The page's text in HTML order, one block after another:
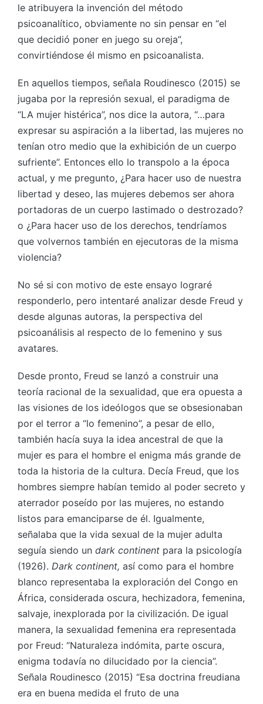
le atribuyera la invención del método
psicoanalítico, obviamente no sin pensar en “el
que decidió poner en juego su oreja”,
convirtiéndose él mismo en psicoanalista.
En aquellos tiempos, señala Roudinesco (2015) se
jugaba por la represión sexual, el paradigma de
“LA mujer histérica”, nos dice la autora, “…para
expresar su aspiración a la libertad, las mujeres no
tenían otro medio que la exhibición de un cuerpo
sufriente”. Entonces ello lo transpolo a la época
actual, y me pregunto, ¿Para hacer uso de nuestra
libertad y deseo, las mujeres debemos ser ahora
portadoras de un cuerpo lastimado o destrozado?
o ¿Para hacer uso de los derechos, tendríamos
que volvernos también en ejecutoras de la misma
violencia?
No sé si con motivo de este ensayo lograré
responderlo, pero intentaré analizar desde Freud y
desde algunas autoras, la perspectiva del
psicoanálisis al respecto de lo femenino y sus
avatares.
Desde pronto, Freud se lanzó a construir una
teoría racional de la sexualidad, que era opuesta a
las visiones de los ideólogos que se obsesionaban
por el terror a “lo femenino”, a pesar de ello,
también hacía suya la idea ancestral de que la
mujer es para el hombre el enigma más grande de
toda la historia de la cultura. Decía Freud, que los
hombres siempre habían temido al poder secreto y
aterrador poseído por las mujeres, no estando
listos para emanciparse de él. Igualmente,
señalaba que la vida sexual de la mujer adulta
seguía siendo un dark continent para la psicología
(1926). Dark continent, así como para el hombre
blanco representaba la exploración del Congo en
África, considerada oscura, hechizadora, femenina,
salvaje, inexplorada por la civilización. De igual
manera, la sexualidad femenina era representada
por Freud: “Naturaleza indómita, parte oscura,
enigma todavía no dilucidado por la ciencia”.
Señala Roudinesco (2015) “Esa doctrina freudiana
era en buena medida el fruto de una